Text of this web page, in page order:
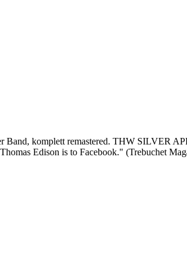
komplett remastered. THW SILVER
Edison is to Facebook." (Trebuchet